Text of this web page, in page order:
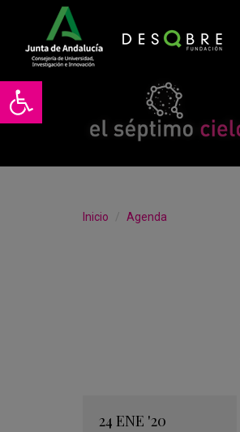
Abrir barra de herramientas
Inicio Agenda
24 ENE '20